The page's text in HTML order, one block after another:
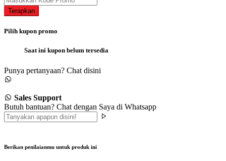
Terapkan
Pilih kupon promo
Saat ini kupon belum tersedia
Punya pertanyaan? Chat disini
Sales Support
Butuh bantuan? Chat dengan Saya di Whatsapp
Berikan penilaianmu untuk produk ini